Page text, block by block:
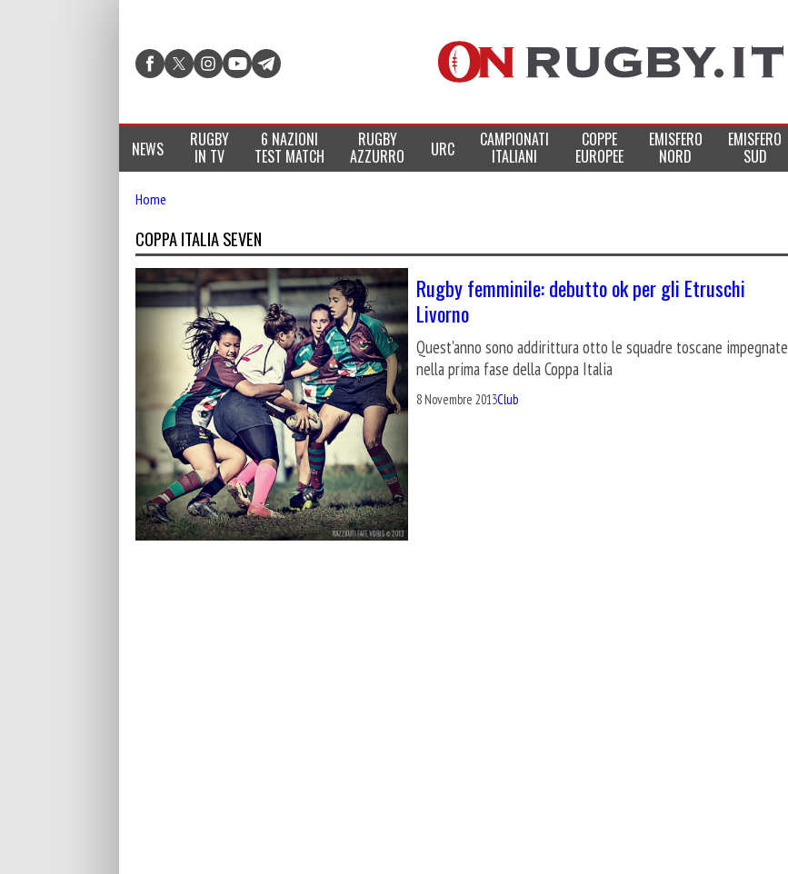
NEWS RUGBY
IN TV
6 NAZIONI
TEST MATCH
RUGBY
AZZURRO URC CAMPIONATI
ITALIANI
COPPE
EUROPEE
EMISFERO
NORD
EMISFERO
SUD
Home
COPPA ITALIA SEVEN
Rugby femminile: debutto ok per gli Etruschi
Livorno
Quest'anno sono addirittura otto le squadre toscane impegnate
nella prima fase della Coppa Italia
8 Novembre 2013Club